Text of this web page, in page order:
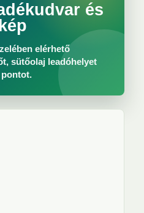
és
elérhető
sütőolaj leadóhelyet
pontot.